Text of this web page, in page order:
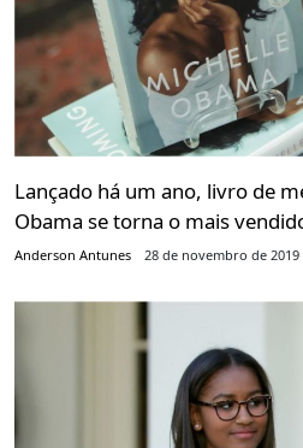
Lançado há um ano, livro de
Obama se torna o mais
Anderson Antunes 28 de novembro de 2019